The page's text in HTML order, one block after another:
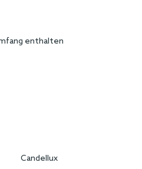
enthalten
Candellux